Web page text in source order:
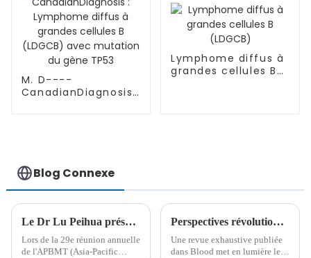
M. D----
CanadianDiagnosis :
Lymphome diffus à
grandes cellules B
Blog Connexe
Le Dr Lu Peihua présente une avancée majeure dans la thérapie CAR-T lors de la 29e réunion annuelle de l'APBMT
Lors de la 29e réunion annuelle
de l'APBMT (Asia-Pacific
Perspectives révolutionnaires sur les sous-types génétiques de la LAL-B chez l'adulte
Une revue exhaustive publiée
dans Blood met en lumière les